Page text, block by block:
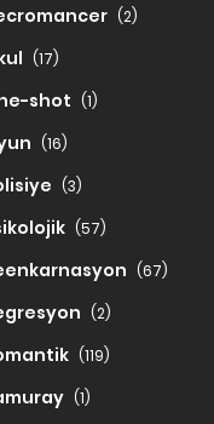
(2)
(17)
shot (1)
(16)
(3)
(57)
(67)
(2)
(119)
(1)